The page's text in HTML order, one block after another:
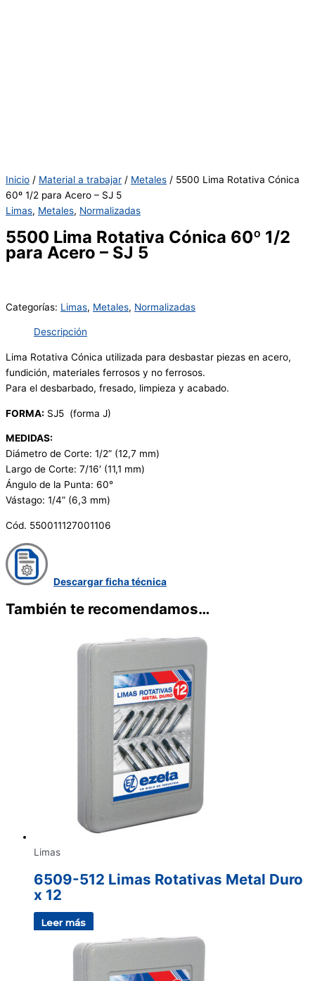
Inicio / Material a trabajar / Metales / 5500 Lima Rotativa Cónica
60º 1/2 para Acero – SJ 5
Limas, Metales, Normalizadas
5500 Lima Rotativa Cónica 60º 1/2
para Acero – SJ 5
Categorías: Limas, Metales, Normalizadas
Descripción
Lima Rotativa Cónica utilizada para desbastar piezas en acero,
fundición, materiales ferrosos y no ferrosos.
Para el desbarbado, fresado, limpieza y acabado.
FORMA: SJ5 (forma J)
MEDIDAS:
Diámetro de Corte: 1/2” (12,7 mm)
Largo de Corte: 7/16′ (11,1 mm)
Ángulo de la Punta: 60°
Vástago: 1/4” (6,3 mm)
Cód. 550011127001106
Descargar ficha técnica
También te recomendamos…
Limas
6509-512 Limas Rotativas Metal Duro
x 12
Leer más